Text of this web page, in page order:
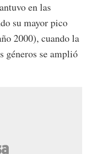
en las
su mayor pico
2000), cuando la
géneros se amplió